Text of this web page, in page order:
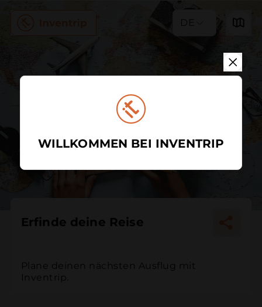
DE
Erfinde deine Reise
Plane deinen nächsten Ausflug mit
Inventrip.
WILLKOMMEN BEI INVENTRIP